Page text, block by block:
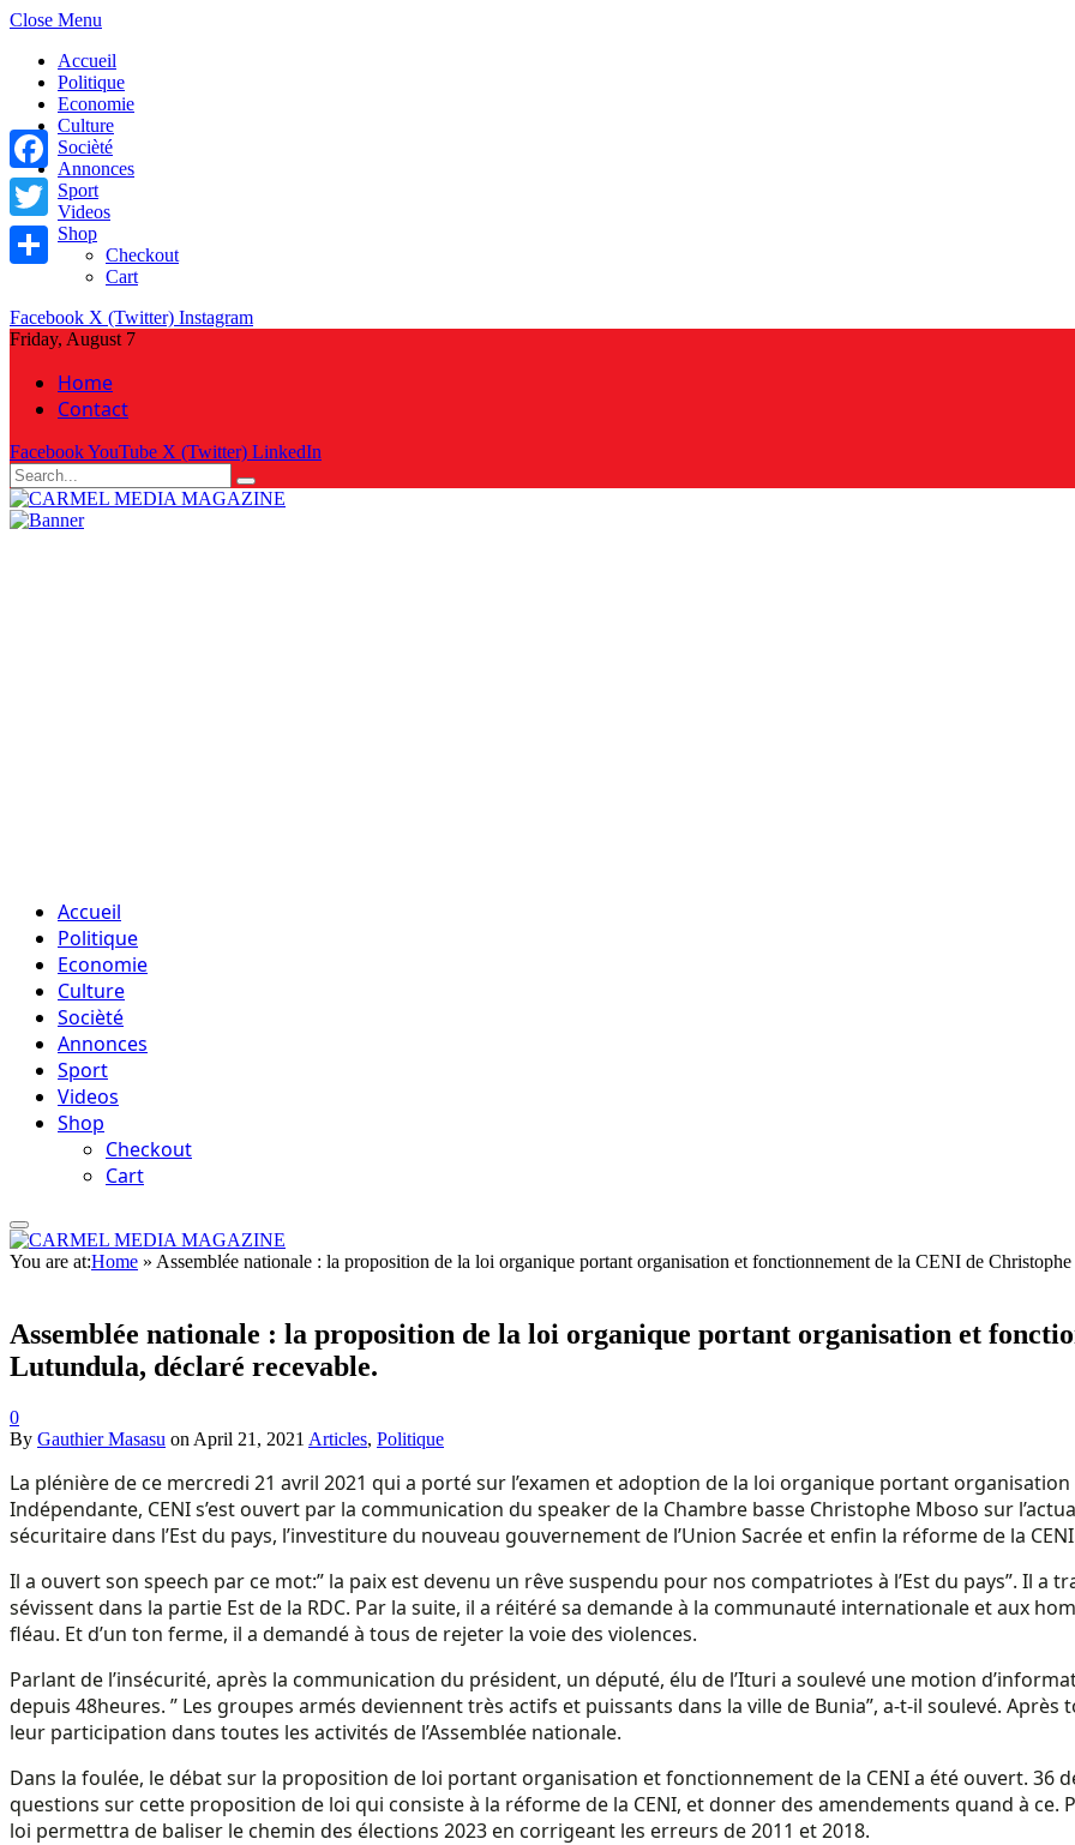
Close Menu
Accueil
Politique
Economie
Culture
Socièté
Annonces
Sport
Videos
Shop
Checkout
Cart
Facebook X (Twitter) Instagram
Friday, August 7
Home
Contact
FacebookYouTube X (Twitter) LinkedIn
Accueil
Politique
Economie
Culture
Socièté
Annonces
Sport
Videos
Shop
Checkout
Cart
You are at:Home » Assemblée nationale : la proposition de la loi organique portant organisation et fonctionnement de la CENI de
Assemblée nationale : la proposition de la loi organique portant organisation et
Lutundula, déclaré recevable.
0
By Gauthier Masasu on April 21, 2021 Articles, Politique
La plénière de ce mercredi 21 avril 2021 qui a porté sur l’examen et adoption de la loi organique portant
Indépendante, CENI s’est ouvert par la communication du speaker de la Chambre basse Christophe Mboso sur
sécuritaire dans l’Est du pays, l’investiture du nouveau gouvernement de l’Union Sacrée et enfin la réforme de la
Il a ouvert son speech par ce mot:” la paix est devenu un rêve suspendu pour nos compatriotes à l’Est du pays”. Il a
sévissent dans la partie Est de la RDC. Par la suite, il a réitéré sa demande à la communauté internationale et aux
fléau. Et d’un ton ferme, il a demandé à tous de rejeter la voie des violences.
Parlant de l’insécurité, après la communication du président, un député, élu de l’Ituri a soulevé une motion
depuis 48heures. ” Les groupes armés deviennent très actifs et puissants dans la ville de Bunia”, a-t-il soulevé.
leur participation dans toutes les activités de l’Assemblée nationale.
Dans la foulée, le débat sur la proposition de loi portant organisation et fonctionnement de la CENI a été ouvert. 36
questions sur cette proposition de loi qui consiste à la réforme de la CENI, et donner des amendements quand à ce.
loi permettra de baliser le chemin des élections 2023 en corrigeant les erreurs de 2011 et 2018.
Facebook
Twitter